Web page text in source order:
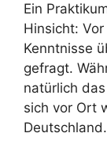
Ein
Hinsicht:
Kenntnisse
gefragt.
natürlich
sich vor Ort
Deutschland.